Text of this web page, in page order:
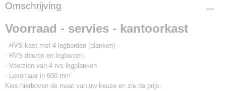
Omschrijving
Voorraad - servies - kantoorkast
- RVS kast met 4 legborden (planken)
- RVS deuren en legborden.
- Voorzien van 4 rvs legplanken
- Leverbaar in 600 mm
Kies hierboven de maat van uw keuze en zie de prijs.